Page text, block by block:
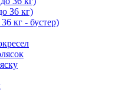
36 кг)
кг - бустер)